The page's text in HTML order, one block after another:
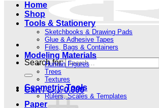
Search for:
Cart / 0.000 .د.ب
Home
Shop
Tools & Stationery
Sketchbooks & Drawing Pads
Glue & Adhesive Tapes
Files, Bags & Containers
Modeling Materials
Human Figures
Trees
Textures
Geometric Tools
Rulers, Scales & Templates
Paper